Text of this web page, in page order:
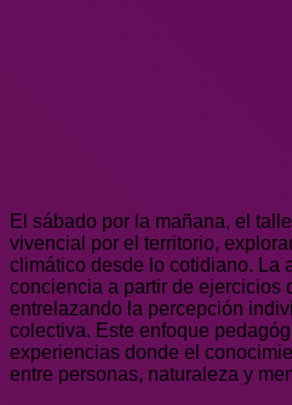
El sábado por la mañana, el
vivencial por el territorio,
climático desde lo cotidiano. La
conciencia a partir de ejercicios
entrelazando la percepción
colectiva. Este enfoque
experiencias donde el
entre personas, naturaleza y